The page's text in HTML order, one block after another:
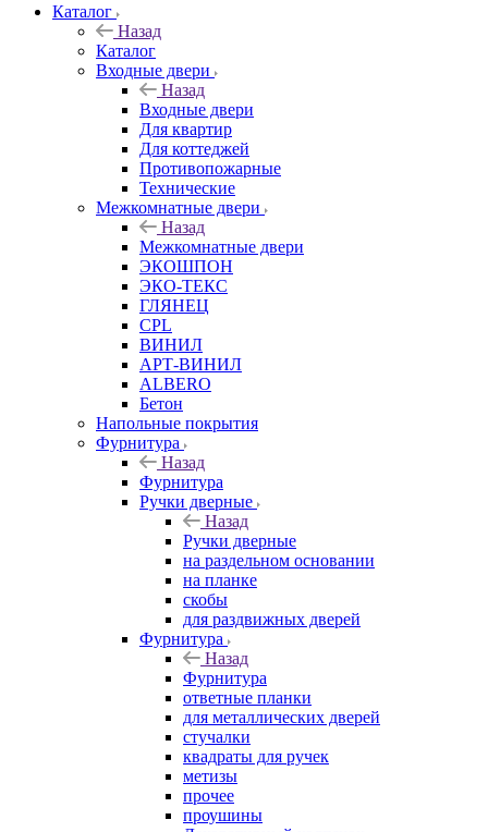
Каталог
Назад
Каталог
Входные двери
Назад
Входные двери
Для квартир
Для коттеджей
Противопожарные
Технические
Межкомнатные двери
Назад
Межкомнатные двери
ЭКОШПОН
ЭКО-ТЕКС
ГЛЯНЕЦ
CPL
ВИНИЛ
АРТ-ВИНИЛ
ALBERO
Бетон
Напольные покрытия
Фурнитура
Назад
Фурнитура
Ручки дверные
Назад
Ручки дверные
на раздельном основании
на планке
скобы
для раздвижных дверей
Фурнитура
Назад
Фурнитура
ответные планки
для металлических дверей
стучалки
квадраты для ручек
метизы
прочее
проушины